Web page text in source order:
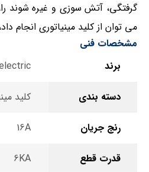
گرفتگی، آتش سوزی و غیره شوند
می توان از کلید مینیاتوری انجام
مشخصات فنی
برند
دسته بندی کلید
رنج جریان 16A
قدرت قطع 6KA